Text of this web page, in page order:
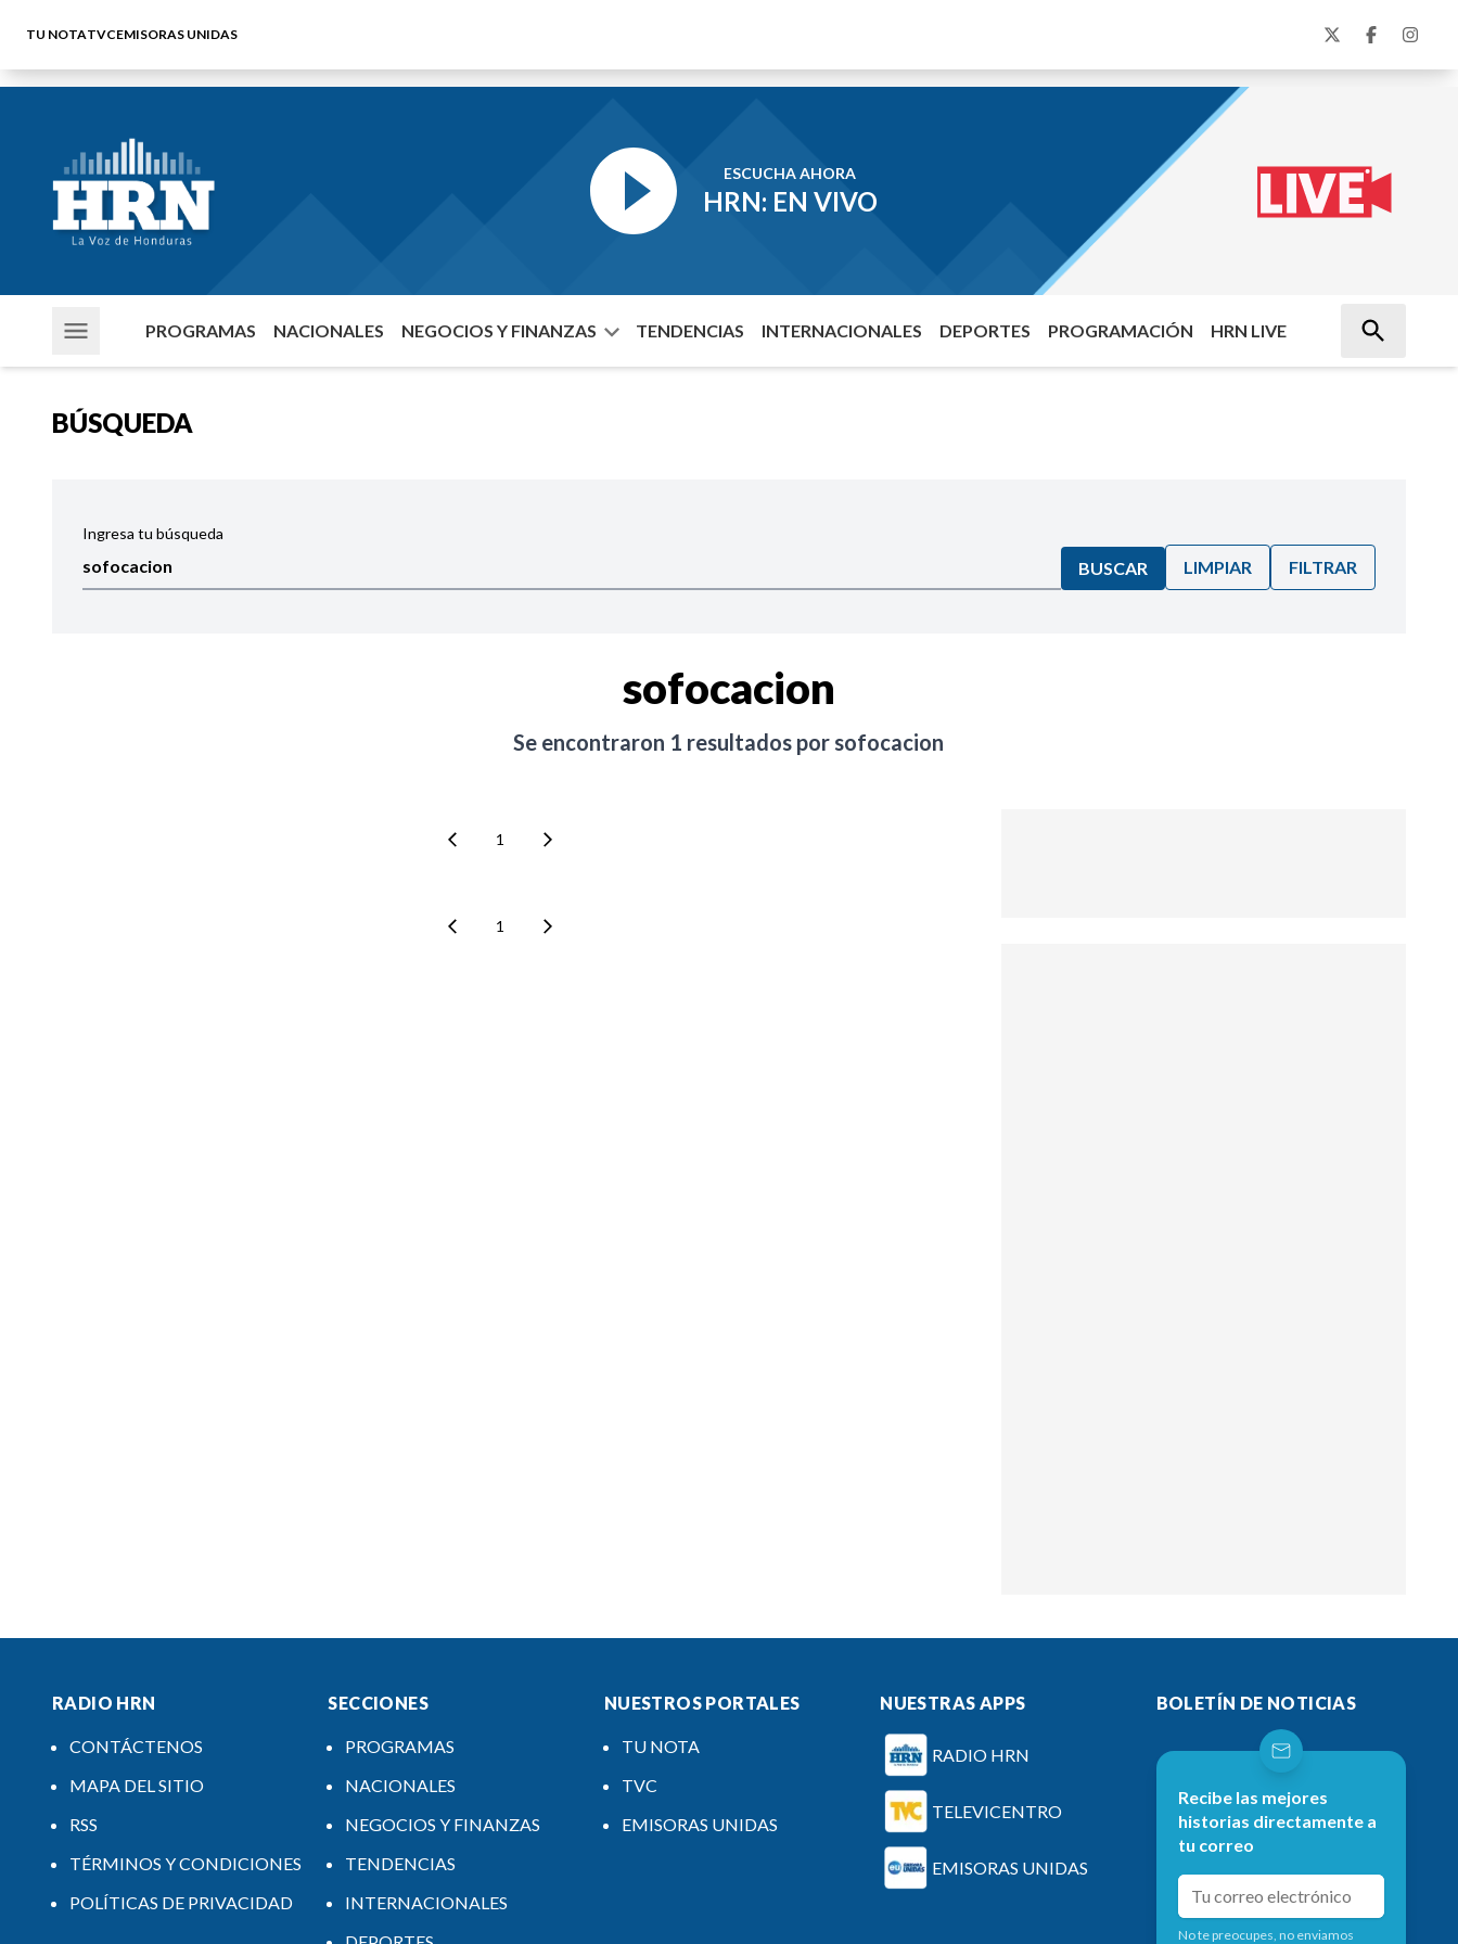
TU NOTATVCEMISORAS UNIDAS
ESCUCHA AHORA
HRN: EN VIVO
PROGRAMAS NACIONALES NEGOCIOS Y FINANZAS TENDENCIAS INTERNACIONALES DEPORTES PROGRAMACIÓN HRN LIVE
BÚSQUEDA
Ingresa tu búsqueda
BUSCAR LIMPIAR FILTRAR
sofocacion
Se encontraron 1 resultados por sofocacion
1
1
RADIO HRN
CONTÁCTENOS
MAPA DEL SITIO
RSS
TÉRMINOS Y CONDICIONES
POLÍTICAS DE PRIVACIDAD
SECCIONES
PROGRAMAS
NACIONALES
NEGOCIOS Y FINANZAS
TENDENCIAS
INTERNACIONALES
NUESTROS PORTALES
TU NOTA
TVC
EMISORAS UNIDAS
NUESTRAS APPS
RADIO HRN
TELEVICENTRO
EMISORAS UNIDAS
BOLETÍN DE NOTICIAS
Recibe las mejores
historias directamente a
tu correo
No te preocupes, no enviamos